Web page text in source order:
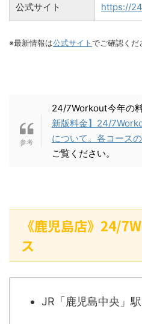
公式サイト https://
※最新情報は公式サイト でご確認くだ
24/7Workout今年の
新版料金】24/
について。各コース
ご覧ください。
《鹿児島店》24/
ス
JR「鹿児島中央」